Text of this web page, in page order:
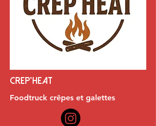
Crep'heat
Foodtruck crêpes et galettes